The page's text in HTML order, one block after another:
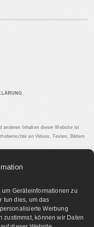
Geräteinformationen zu
tun dies, um das
Werbung
zustimmst, können wir Daten
anderen Inhalten dieser Website ist
an Videos, Texten, Bildern